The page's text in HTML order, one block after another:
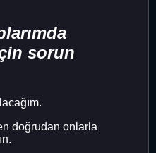
sorun
doğrudan onlarla